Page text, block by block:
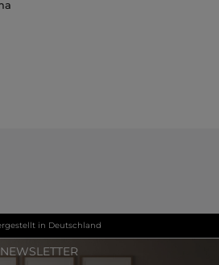
in Deutschland
NEWSLETTER